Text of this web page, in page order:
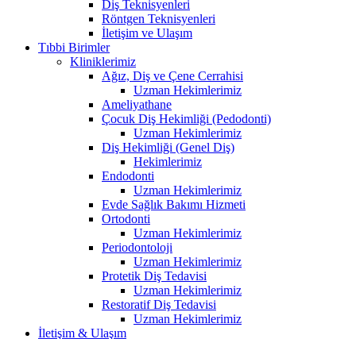
Diş Teknisyenleri
Röntgen Teknisyenleri
İletişim ve Ulaşım
Tıbbi Birimler
Kliniklerimiz
Ağız, Diş ve Çene Cerrahisi
Uzman Hekimlerimiz
Ameliyathane
Çocuk Diş Hekimliği (Pedodonti)
Uzman Hekimlerimiz
Diş Hekimliği (Genel Diş)
Hekimlerimiz
Endodonti
Uzman Hekimlerimiz
Evde Sağlık Bakımı Hizmeti
Ortodonti
Uzman Hekimlerimiz
Periodontoloji
Uzman Hekimlerimiz
Protetik Diş Tedavisi
Uzman Hekimlerimiz
Restoratif Diş Tedavisi
Uzman Hekimlerimiz
İletişim & Ulaşım